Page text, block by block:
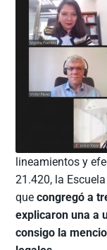
lineamientos y
21.420, la
quecongregó a
explicaron una a
consigo la